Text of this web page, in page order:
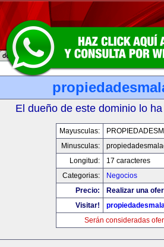
El dueño de este dominio lo
Mayusculas:
Minusculas:
Longitud:
17 caracteres
Categorias:
Negocios
Precio:
Realizar una
Visitar!
Serán consideradas